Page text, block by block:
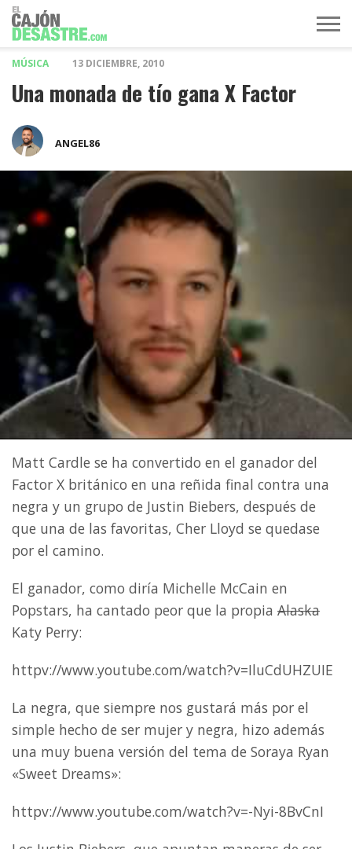
MÚSICA 13 DICIEMBRE, 2010
Una monada de tío gana X Factor
ANGEL86
Matt Cardle se ha convertido en el ganador del
Factor X británico en una reñida final contra una
negra y un grupo de Justin Biebers, después de
que una de las favoritas, Cher Lloyd se quedase
por el camino.
El ganador, como diría Michelle McCain en
Popstars, ha cantado peor que la propia Alaska
Katy Perry:
httpv://www.youtube.com/watch?v=IluCdUHZUIE
La negra, que siempre nos gustará más por el
simple hecho de ser mujer y negra, hizo además
una muy buena versión del tema de Soraya Ryan
«Sweet Dreams»:
httpv://www.youtube.com/watch?v=-Nyi-8BvCnI